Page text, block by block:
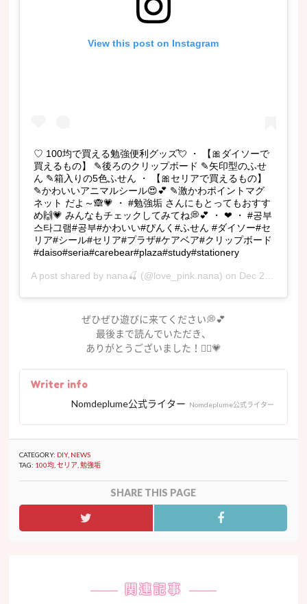
View this post on Instagram
♡ 100均で買える勉強便利グッズ💘 ・ 【🎀ダイソーで
買えるもの】 ✎後ろのクリップボード ✎矢印型のふせ
ん ✎箱入りの5色ふせん ・ 【🎀セリアで買えるもの】
✎かわいいアニマルシール😍💕 ✎激かわポイントマグ
ネット だよ～🙈💗 ・ #勉強垢 さんにもとってもおすす
め🙌💗 みんなもチェックしてみてね💭💕 ・ ❤︎ ・ #공부
스타그램#공부#かわいい#ぴんく#ふせん #ダイソー#セ
リア#シール#セリア#プラザ#ケアベア#クリップボード
#daiso#seria#carebear#plaza#study#stationery
A post shared by nana🍒 (@love_pink.nana) on Dec 27, 2018 at 2:03am PST
ぜひぜひ遊びに来てください💭💕
最後まで読んでいただき、
ありがとうございました！🙇‍♀️💗
Writer info
Nomdeplume公式ライター Nomdeplume公式ライター
CATEGORY: DIY, NEWS
TAG: 100均 ,セリア ,勉強垢
SHARE THIS PAGE
関連記事